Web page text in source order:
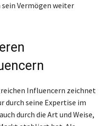
Vermögen weiter
Influencern zeichnet
durch seine Expertise im
durch die Art und Weise,